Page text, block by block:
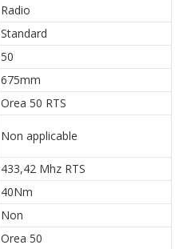
Radio
Standard
50
675mm
Orea 50 RTS
Non applicable
433,42 Mhz RTS
40Nm
Non
Orea 50